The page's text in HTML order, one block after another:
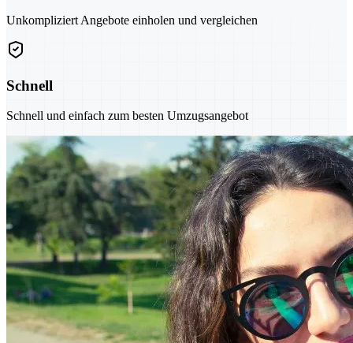
Unkompliziert Angebote einholen und vergleichen
Schnell
Schnell und einfach zum besten Umzugsangebot